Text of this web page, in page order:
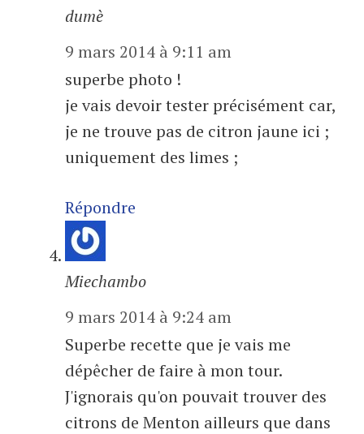
dumè
9 mars 2014 à 9:11 am
superbe photo !
je vais devoir tester précisément car,
je ne trouve pas de citron jaune ici ;
uniquement des limes ;
Répondre
Miechambo
9 mars 2014 à 9:24 am
Superbe recette que je vais me
dépêcher de faire à mon tour.
J'ignorais qu'on pouvait trouver des
citrons de Menton ailleurs que dans